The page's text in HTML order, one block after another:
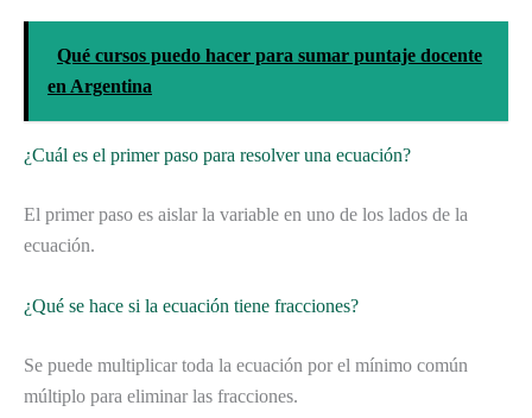
Qué cursos puedo hacer para sumar puntaje docente
en Argentina
¿Cuál es el primer paso para resolver una ecuación?
El primer paso es aislar la variable en uno de los lados de la
ecuación.
¿Qué se hace si la ecuación tiene fracciones?
Se puede multiplicar toda la ecuación por el mínimo común
múltiplo para eliminar las fracciones.